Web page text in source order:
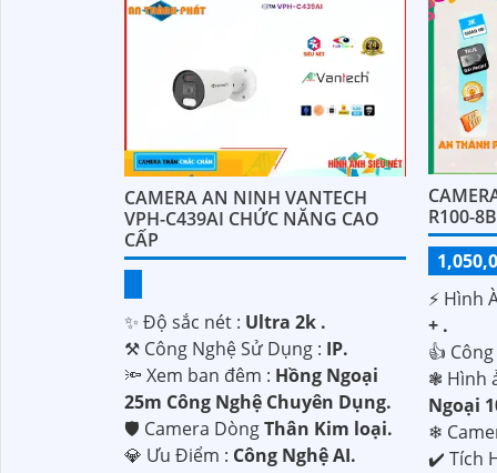
CAMERA AN NINH VANTECH
VPH-C439AI CHỨC NĂNG CAO
CẤP
✨ Độ sắc nét : Ultra 2k .
⚒ Công Nghệ Sử Dụng : IP.
🔦 Xem ban đêm : Hồng Ngoại
25m Công Nghệ Chuyên Dụng.
🛡 Camera DòngThân Kim loại.
️💎 Ưu Điểm : Công Nghệ AI.
R100-
️⚡ Hình
+ .
👍
❃ Hình
Ngoại
❄
️✔️ Tích